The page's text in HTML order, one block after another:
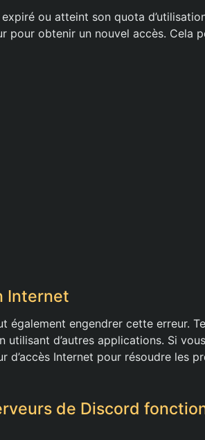
ou atteint son quota
pour obtenir un nouvel accès. Cela
Internet
également engendrer cette erreur.
utilisant d’autres applications. Si
d’accès Internet pour résoudre les
de Discord